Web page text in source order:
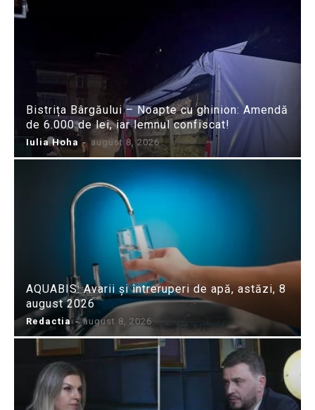
Bistrița Bârgăului – Noapte cu ghinion: Amendă
de 6.000 de lei, iar lemnul confiscat!
Iulia Hoha - august 8, 2026
AQUABIS: Avarii și întreruperi de apă, astăzi, 8
august 2026
Redactia - august 8, 2026